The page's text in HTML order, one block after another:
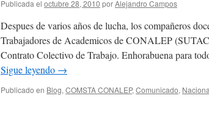
Publicada el octubre 28, 2010 porAlejandro Campos
Despues de varios años de lucha, los compañeros
Trabajadores de Academicos de CONALEP
Contrato Colectivo de Trabajo. Enhorabuena para
Sigue leyendo →
Publicado en Blog, COMSTA CONALEP, Comunicado,